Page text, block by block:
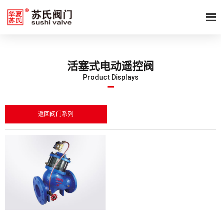
活塞式电动遥控阀
Product Displays
返回阀门系列